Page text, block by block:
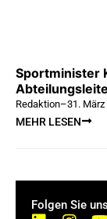
Sportminister
Redaktion–31. März
MEHR LESEN
Folgen Sie uns